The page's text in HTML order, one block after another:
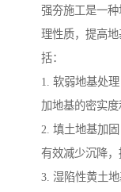
强夯施工是一
理性质，提高
括：
1. 软弱地基处
加地基的密实度
2. 填土地基加
有效减少沉降，
3. 湿陷性黄土